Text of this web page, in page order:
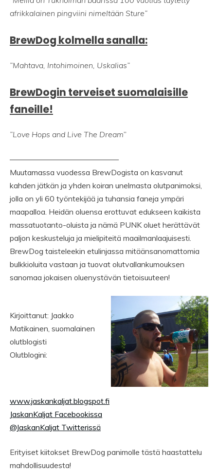
afrikkalainen pingviini nimeltään Sture”
BrewDog kolmella sanalla:
”Mahtava, Intohimoinen, Uskalias”
BrewDogin terveiset suomalaisille
faneille!
”Love Hops and Live The Dream”
——————————————
Muutamassa vuodessa BrewDogista on kasvanut
kahden jätkän ja yhden koiran unelmasta olutpanimoksi,
jolla on yli 60 työntekijää ja tuhansia faneja ympäri
maapalloa. Heidän oluensa erottuvat edukseen kaikista
massatuotanto-oluista ja nämä PUNK oluet herättävät
paljon keskusteluja ja mielipiteitä maailmanlaajuisesti.
BrewDog taisteleekin etulinjassa mitäänsanomattomia
bulkkioluita vastaan ja tuovat olutvallankumouksen
sanomaa jokaisen oluenystävän tietoisuuteen!
Kirjoittanut: Jaakko
Matikainen, suomalainen
olutblogisti
Olutblogini:
www.jaskankaljat.blogspot.fi
JaskanKaljat Facebookissa
@JaskanKaljat Twitterissä
Erityiset kiitokset BrewDog panimolle tästä haastattelu
mahdollisuudesta!